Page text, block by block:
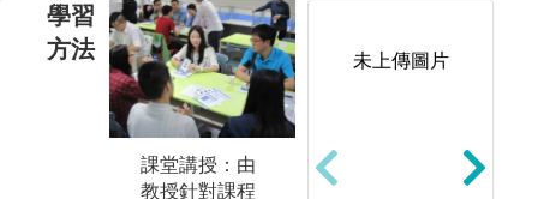
學習
方法
課堂講授：由
教授針對課程
個案研討：以
管理學理論為
未上傳圖片